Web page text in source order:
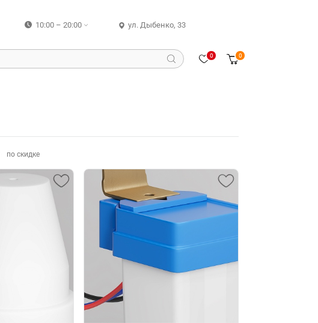
10:00 – 20:00 ул. Дыбенко, 33
0 0
по скидке